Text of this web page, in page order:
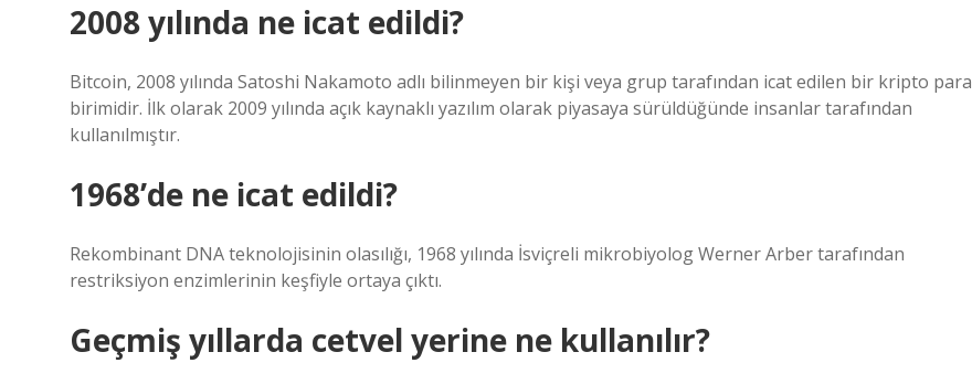
2008 yılında ne icat edildi?
Bitcoin, 2008 yılında Satoshi Nakamoto adlı bilinmeyen bir kişi veya grup tarafından icat edilen bir kripto para
birimidir. İlk olarak 2009 yılında açık kaynaklı yazılım olarak piyasaya sürüldüğünde insanlar tarafından
kullanılmıştır.
1968’de ne icat edildi?
Rekombinant DNA teknolojisinin olasılığı, 1968 yılında İsviçreli mikrobiyolog Werner Arber tarafından
restriksiyon enzimlerinin keşfiyle ortaya çıktı.
Geçmiş yıllarda cetvel yerine ne kullanılır?